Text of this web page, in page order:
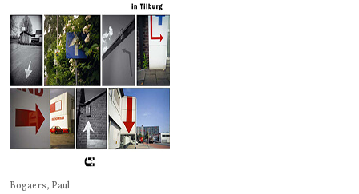
Bogaers, Paul